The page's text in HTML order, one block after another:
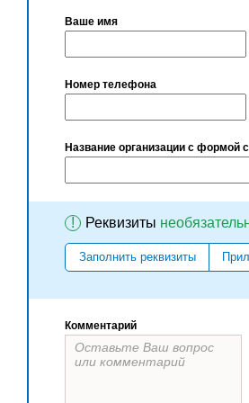
Ваше имя
Номер телефона
Название организации с формой
! Реквизиты
Заполнить реквизиты
Комментарий